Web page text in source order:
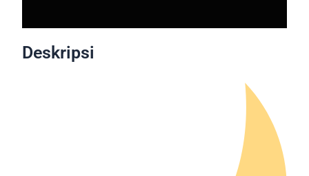
Deskripsi